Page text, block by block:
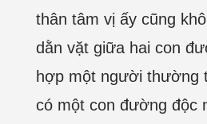
thân tâm vị ấy cũng
dằn vặt giữa hai con
hợp một người thường
có một con đường độc